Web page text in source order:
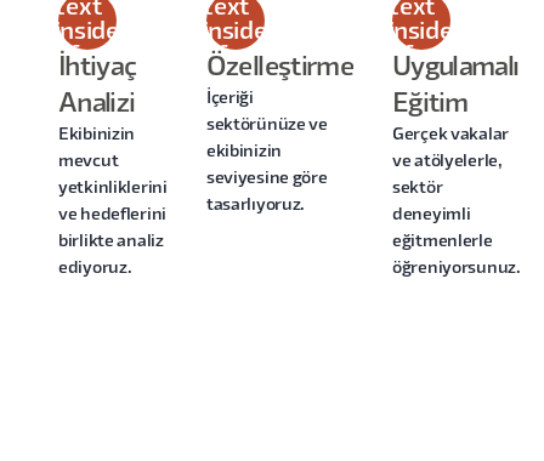
text
inside
of a
div
block.
İhtiyaç
Analizi
Ekibinizin
mevcut
yetkinliklerini
ve hedeflerini
birlikte analiz
ediyoruz.
text
inside
of a
div
block.
Özelleştirme
İçeriği
sektörünüze ve
ekibinizin
seviyesine göre
tasarlıyoruz.
text
inside
of a
div
block.
Uygulamalı
Eğitim
Gerçek vakalar
ve atölyelerle,
sektör
deneyimli
eğitmenlerle
öğreniyorsunuz.